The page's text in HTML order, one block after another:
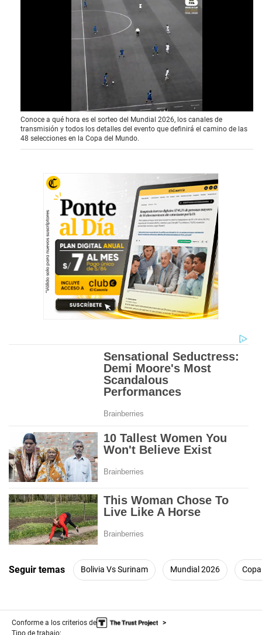
0
o
f
4
1
Conoce a qué hora es el sorteo del Mundial 2026, los canales de
transmisión y todos los detalles del evento que definirá el camino de las
48 selecciones en la Copa del Mundo.
Seguir temas Bolivia Vs Surinam Mundial 2026
Conforme a los criterios de
Tipo de trabajo: